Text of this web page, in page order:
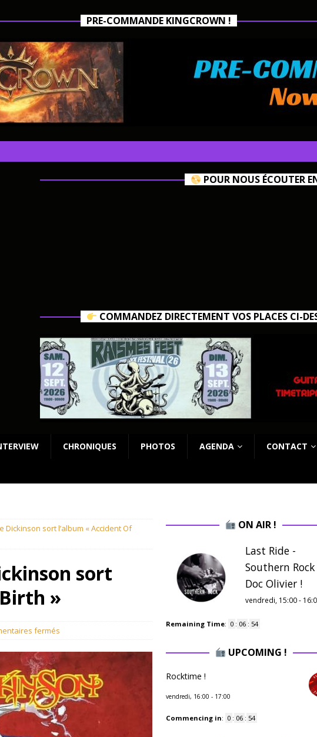
PRE-COMMANDE KINGCROWN !
POUR NOUS ÉCOUTER
COMMANDEZ DIRECTEMENT VOS PLACES CI-
CHRONIQUES PHOTOS AGENDA CONTACT
Dickinson sort l’album « Accident Of
sort
»
fermés
ON AIR !
Last Ride -
Southern
Doc Olivier !
vendredi, 15:00 -
Remaining Time: 0 : 06 : 53
UPCOMING !
Rocktime !
vendredi, 16:00 - 17:00
Commencing in: 0 : 06 : 53